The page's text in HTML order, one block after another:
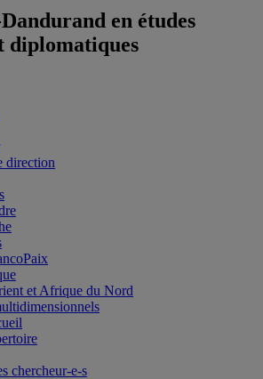
en études
diplomatiques
direction
et Afrique du Nord
chercheur-e-s